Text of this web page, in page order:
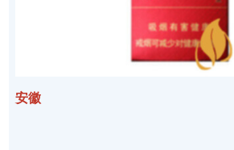
安徽